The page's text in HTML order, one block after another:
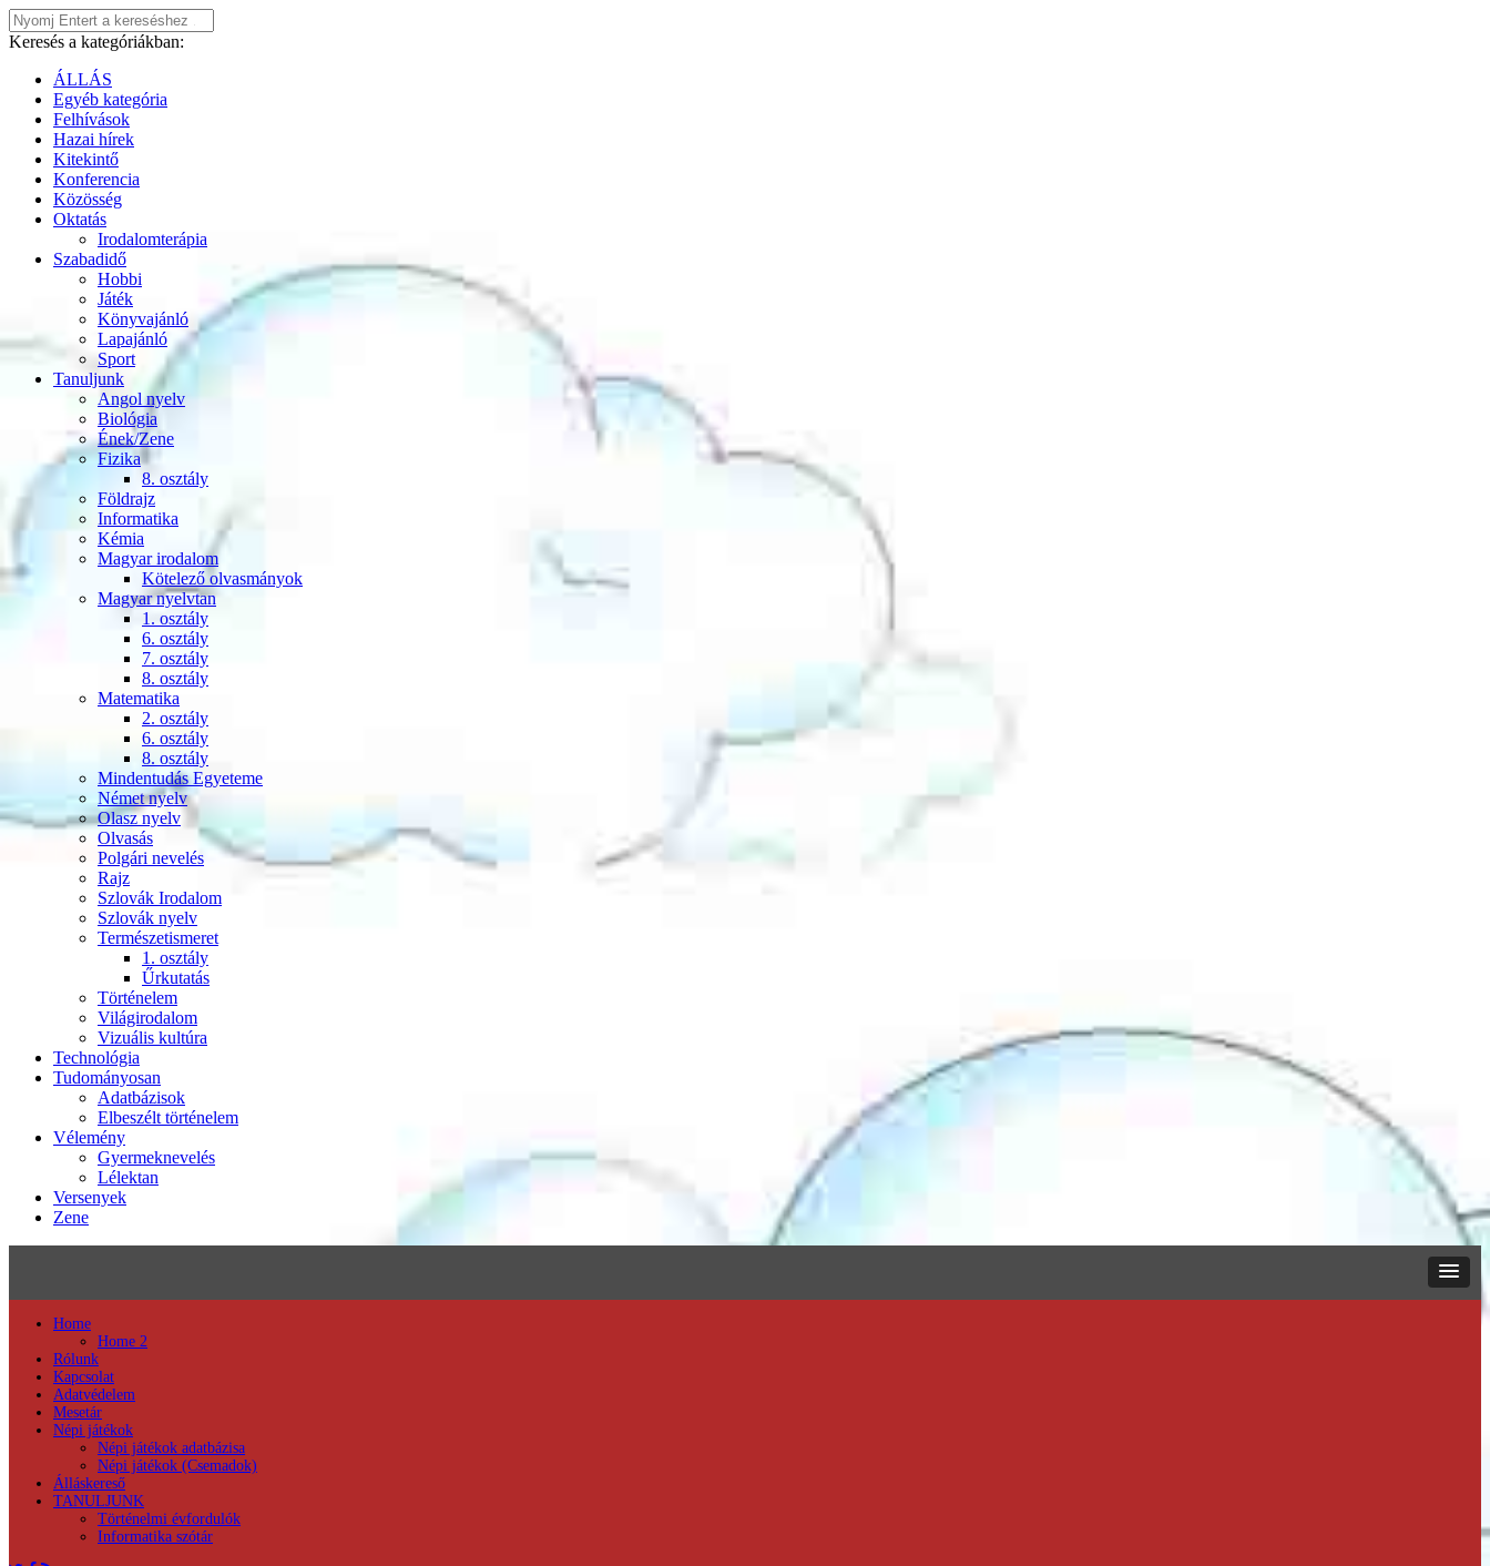
Keresés a kategóriákban:
ÁLLÁS
Egyéb kategória
Felhívások
Hazai hírek
Kitekintő
Konferencia
Közösség
Oktatás
Irodalomterápia
Szabadidő
Hobbi
Játék
Könyvajánló
Lapajánló
Sport
Tanuljunk
Angol nyelv
Biológia
Ének/Zene
Fizika
8. osztály
Földrajz
Informatika
Kémia
Magyar irodalom
Kötelező olvasmányok
Magyar nyelvtan
1. osztály
6. osztály
7. osztály
8. osztály
Matematika
2. osztály
6. osztály
8. osztály
Mindentudás Egyeteme
Német nyelv
Olasz nyelv
Olvasás
Polgári nevelés
Rajz
Szlovák Irodalom
Szlovák nyelv
Természetismeret
1. osztály
Űrkutatás
Történelem
Világirodalom
Vizuális kultúra
Technológia
Tudományosan
Adatbázisok
Elbeszélt történelem
Vélemény
Gyermeknevelés
Lélektan
Versenyek
Zene
Home
Home 2
Rólunk
Kapcsolat
Adatvédelem
Mesetár
Népi játékok
Népi játékok adatbázisa
Népi játékok (Csemadok)
Álláskereső
TANULJUNK
Történelmi évfordulók
Informatika szótár